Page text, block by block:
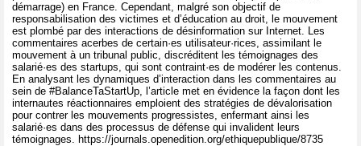
démarrage) en France. Cependant, malgré son objectif de
responsabilisation des victimes et d’éducation au droit, le mouvement
est plombé par des interactions de désinformation sur Internet. Les
commentaires acerbes de certain·es utilisateur·rices, assimilant le
mouvement à un tribunal public, discréditent les témoignages des
salarié·es des startups, qui sont contraint·es de modérer les contenus.
En analysant les dynamiques d’interaction dans les commentaires au
sein de #BalanceTaStartUp, l’article met en évidence la façon dont les
internautes réactionnaires emploient des stratégies de dévalorisation
pour contrer les mouvements progressistes, enfermant ainsi les
salarié·es dans des processus de défense qui invalident leurs
témoignages. https://journals.openedition.org/ethiquepublique/8735